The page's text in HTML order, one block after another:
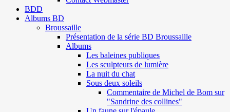
BDD
Albums BD
Broussaille
Présentation de la série BD Broussaille
Albums
Les baleines publiques
Les sculpteurs de lumière
La nuit du chat
Sous deux soleils
Commentaire de Michel de Bom sur
"Sandrine des collines"